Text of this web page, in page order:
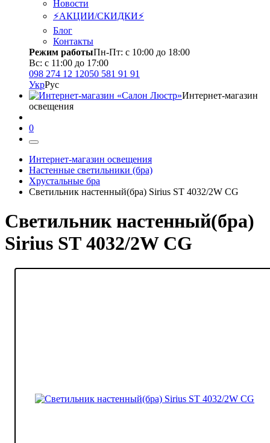
Новости
⚡АКЦИИ/СКИДКИ⚡
Блог
Контакты
Режим работыПн-Пт: с 10:00 до 18:00
Вс: с 11:00 до 17:00
098 274 12 12050 581 91 91
УкрРус
Интернет-магазин
освещения
0
Интернет-магазин освещения
Настенные светильники (бра)
Хрустальные бра
Светильник настенный(бра) Sirius SТ 4032/2W CG
Светильник настенный(бра)
Sirius SТ 4032/2W CG